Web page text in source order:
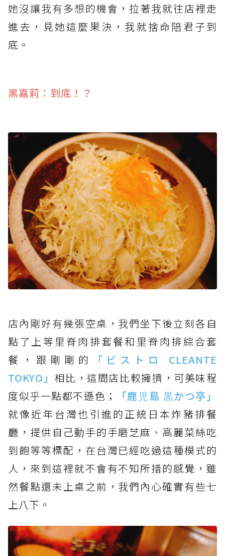
她沒讓我有多想的機會 ，拉著我就往店裡走
進去，見她這麼果決，我就捨命陪君子到
底。
黑嘉莉：到底！？
店內剛好有幾張空桌，我們坐下後立刻各自
點了上等里脊肉排套餐和里脊肉排綜合套
餐，跟剛剛的
「ビストロ CLEANTE
TOKYO」 相比，這間店比較擁擠，可美味程
度似乎一點都不遜色；
「鹿児島 黒かつ亭」
就像近年台灣也引進的正統日本炸豬排餐
廳，提供自己動手的手磨芝麻、高麗菜絲吃
到飽等等標配，在台灣已經吃過這種模式的
人，來到這裡就不會有不知所措的感覺，雖
然餐點還未上桌之前，我們內心確實有些七
上八下。